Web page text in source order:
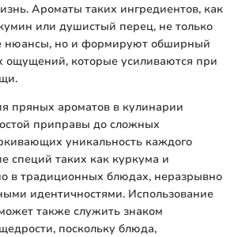
Ароматы таких ингредиентов, как
или душистый перец, не только
нюансы, но и формируют обширный
ощущений, которые усиливаются при
пряных ароматов в кулинарии
приправы до сложных
уникальность каждого
специй таких как куркума и
в традиционных блюдах, неразрывно
идентичностями. Использование
также служить знаком
поскольку блюда,